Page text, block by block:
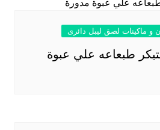
و ماكينات لصق ليبل دائرى
طبعاعه علي عبوة